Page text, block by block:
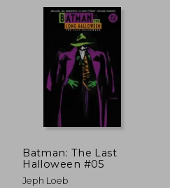
45%
Batman: The Last
Halloween #05
Jeph Loeb